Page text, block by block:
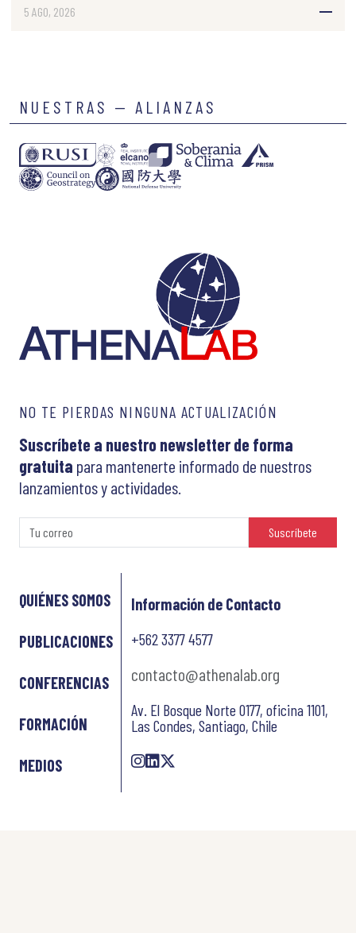
5 AGO, 2026
NUESTRAS — ALIANZAS
NO TE PIERDAS NINGUNA ACTUALIZACIÓN
Suscríbete a nuestro newsletter de forma
gratuita para mantenerte informado de nuestros
lanzamientos y actividades.
Suscríbete
QUIÉNES SOMOS
PUBLICACIONES
CONFERENCIAS
FORMACIÓN
MEDIOS
Información de Contacto
+562 3377 4577
contacto@athenalab.org
Av. El Bosque Norte 0177, oficina 1101,
Las Condes, Santiago, Chile